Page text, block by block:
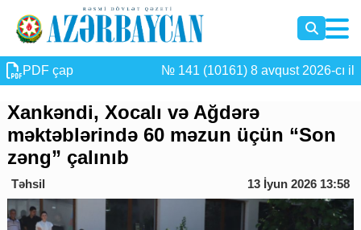
PDF çap № 141 (10161) 8 avqust 2026-cı il
Xankəndi, Xocalı və Ağdərə
məktəblərində 60 məzun üçün “Son
zəng” çalınıb
Təhsil 13 İyun 2026 13:58